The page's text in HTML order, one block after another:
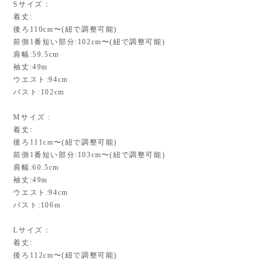
Sサイズ：
着丈:
後ろ110cm〜(紐で調整可能)
前側1番短い部分:102cm〜(紐で調整可能)
肩幅:59.5cm
袖丈:49m
ウエスト:94cm
バスト:102cm
Mサイズ :
着丈:
後ろ111cm〜(紐で調整可能)
前側1番短い部分:103cm〜(紐で調整可能)
肩幅:60.5cm
袖丈:49m
ウエスト:94cm
バスト:106m
Lサイズ：
着丈:
後ろ112cm〜(紐で調整可能)